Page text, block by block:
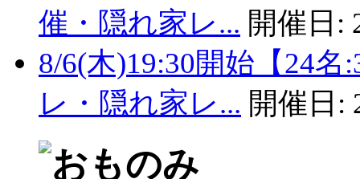
催・隠れ家レ... 開催日:
8/6(木)19:30開始【24
レ・隠れ家レ... 開催日: